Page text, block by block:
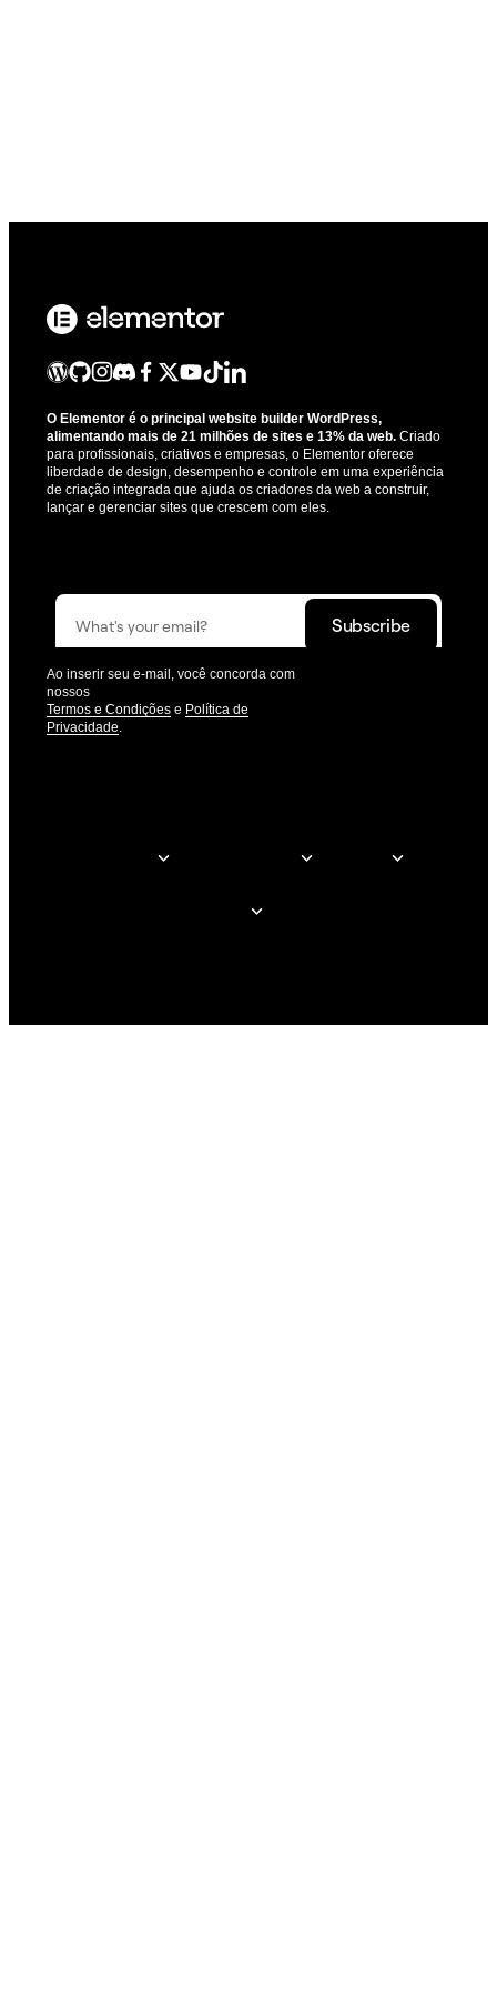
O Elementor é o principal website builder WordPress,
alimentando mais de 21 milhões de sites e 13% da web. Criado
para profissionais, criativos e empresas, o Elementor oferece
liberdade de design, desempenho e controle em uma experiência
de criação integrada que ajuda os criadores da web a construir,
lançar e gerenciar sites que crescem com eles.
Ao inserir seu e-mail, você concorda com
nossos
Termos e Condições e Política de
Privacidade.